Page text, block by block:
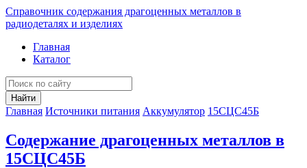
Справочник содержания драгоценных металлов в
радиодеталях и изделиях
Главная
Каталог
Найти
Главная Источники питания Аккумулятор 15СЦС45Б
Содержание драгоценных металлов в
15СЦС45Б